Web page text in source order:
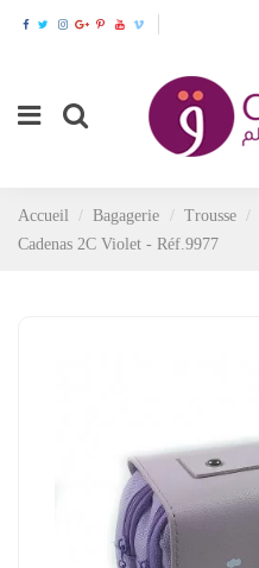
Accueil Bagagerie Trousse
Cadenas 2C Violet - Réf.9977